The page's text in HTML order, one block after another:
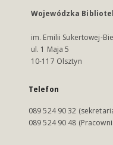
Wojewódzka
im. Emilii Sukertowej-
ul. 1 Maja 5
10-117 Olsztyn
Telefon
089 524 90 32
089 524 90 48